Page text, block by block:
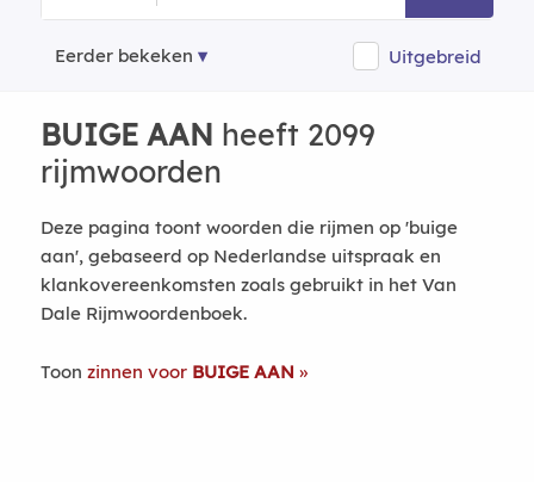
Eerder bekeken Uitgebreid
BUIGE AAN heeft 2099
rijmwoorden
Deze pagina toont woorden die rijmen op 'buige
aan', gebaseerd op Nederlandse uitspraak en
klankovereenkomsten zoals gebruikt in het Van
Dale Rijmwoordenboek.
Toon zinnen voor BUIGE AAN